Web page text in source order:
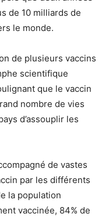
de 10 milliards de
le monde.
de plusieurs vaccins
scientifique
que le vaccin
nombre de vies
d’assouplir les
de vastes
par les différents
la population
vaccinée, 84% de